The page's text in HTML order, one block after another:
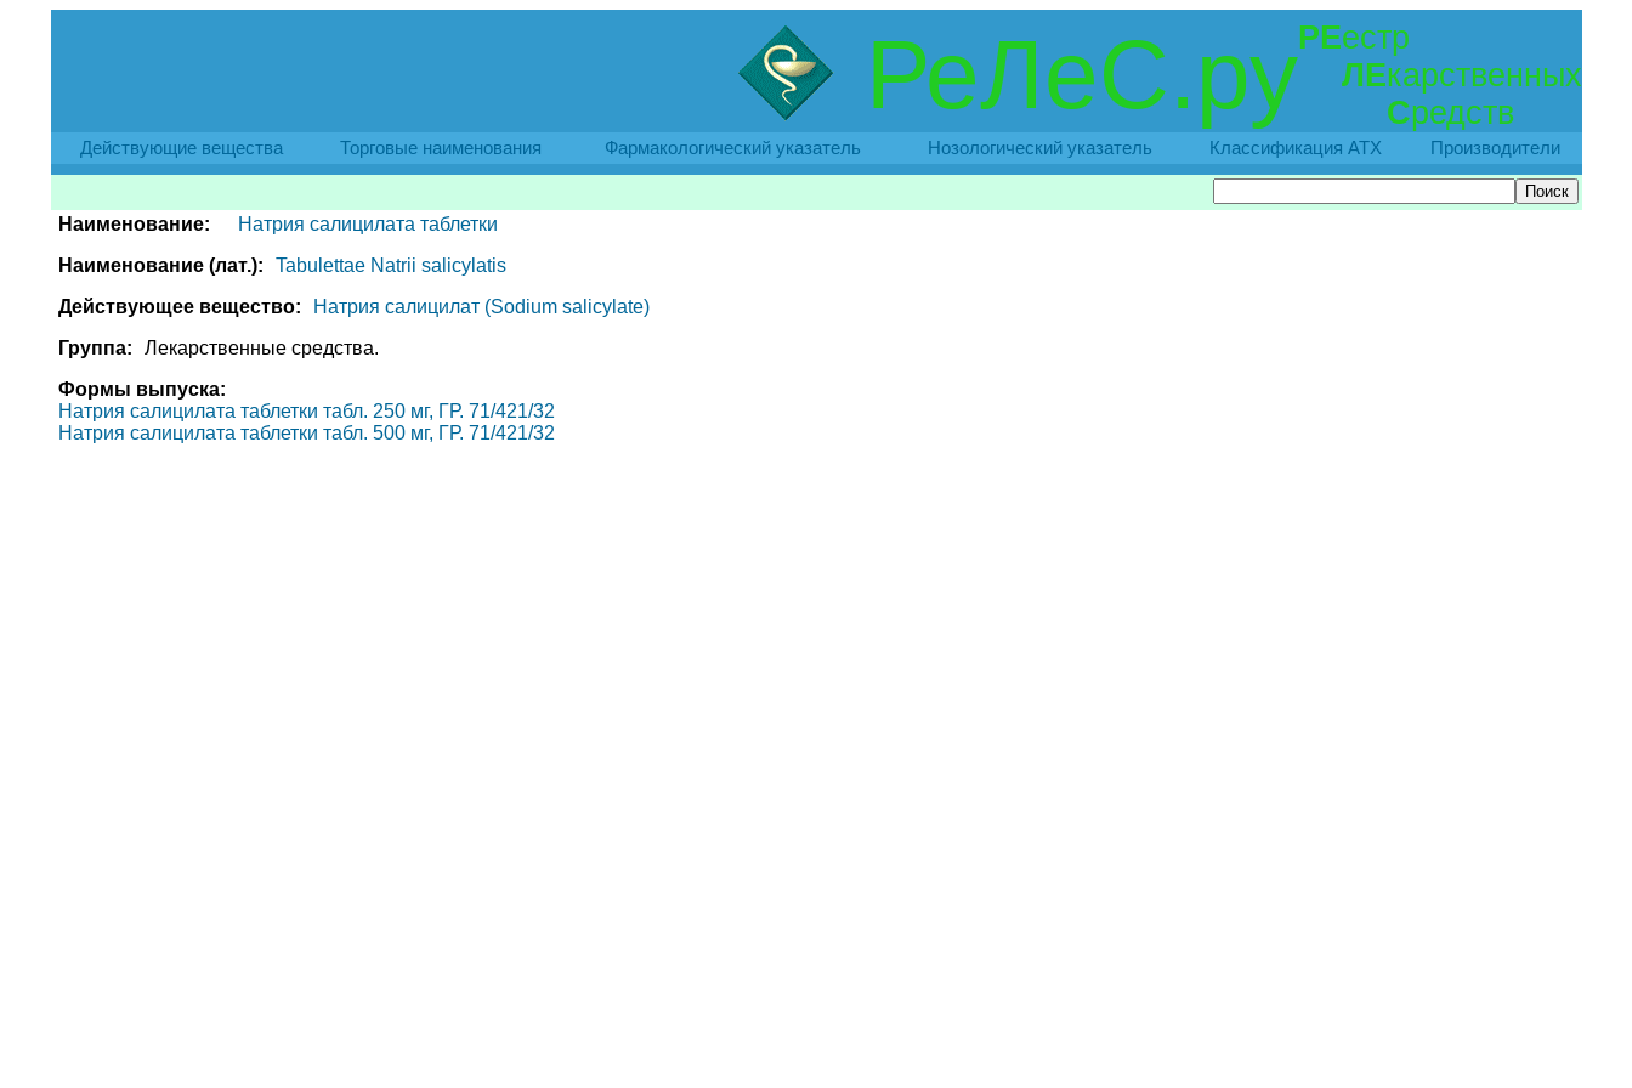
РеЛеС.руРЕестр
ЛЕкарственных
Средств
Действующие вещества Торговые наименования Фармакологический указатель Нозологический указатель Классификация АТХ Производители
Наименование:
Натрия салицилата таблетки
Наименование (лат.):
Tabulettae Natrii salicylatis
Действующее вещество:
Натрия салицилат (Sodium salicylate)
Группа:
Лекарственные средства.
Формы выпуска:
Натрия салицилата таблетки табл. 250 мг, ГР. 71/421/32
Натрия салицилата таблетки табл. 500 мг, ГР. 71/421/32